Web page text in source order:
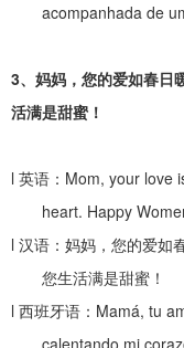
acompanhada de
3、 妈妈，您的爱如春日
活满是甜蜜！
l 英语： Mom, your love
heart. Happy
l 汉语：妈妈，您的爱如
您生活满是甜蜜！
l 西班牙语： Mamá, tu
calentando mi